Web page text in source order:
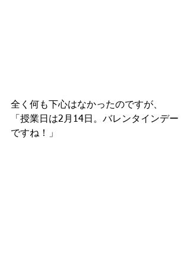
全く何も下心はなかったのですが、
「授業日は2月14日。バレンタインデー
ですね！」